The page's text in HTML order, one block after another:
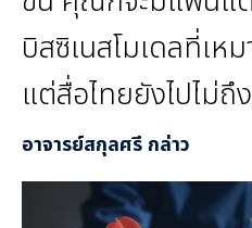
บิสซิเนสโมเดลที่เห
แต่สื่อไทยยังไปไม่ถึ
อาจารย์สกุลศรี กล่าว